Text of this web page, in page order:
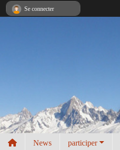
News participer
Se connecter
Panneau de gestion des cookies